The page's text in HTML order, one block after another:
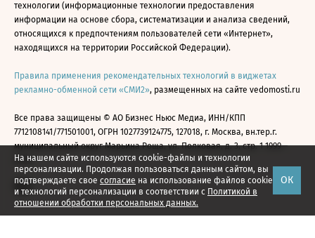
На нашем сайте используются cookie-файлы и технологии
персонализации. Продолжая пользоваться данным сайтом, вы
подтверждаете свое согласие на использование файлов cookie
и технологий персонализации в соответствии с Политикой в
отношении обработки персональных данных.
ОК
технологии (информационные технологии предоставления
информации на основе сбора, систематизации и анализа сведений,
относящихся к предпочтениям пользователей сети «Интернет»,
находящихся на территории Российской Федерации).
Правила применения рекомендательных технологий в виджетах
рекламно-обменной сети «СМИ2», размещенных на сайте vedomosti.ru
Все права защищены © АО Бизнес Ньюс Медиа, ИНН/КПП
7712108141/771501001, ОГРН 1027739124775, 127018, г. Москва, вн.тер.г.
муниципальный округ Марьина Роща, ул. Полковая, д. 3, стр. 1 1999—
2026